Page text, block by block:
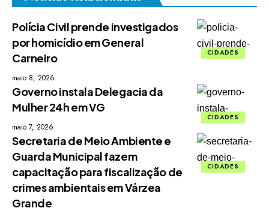
CIDADES
Polícia Civil prende investigados
por homicídio em General
Carneiro
maio 8, 2026
CIDADES
Governo instala Delegacia da
Mulher 24h em VG
maio 7, 2026
CIDADES
Secretaria de Meio Ambiente e
Guarda Municipal fazem
capacitação para fiscalização de
crimes ambientais em Várzea
Grande